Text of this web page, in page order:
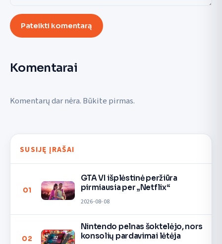
Pateikti komentarą
Komentarai
Komentarų dar nėra. Būkite pirmas.
SUSIJĘ ĮRAŠAI
01
GTA VI išplėstinė peržiūra
pirmiausia per „Netflix“
2026-08-08
02
Nintendo pelnas šoktelėjo, nors
konsolių pardavimai lėtėja